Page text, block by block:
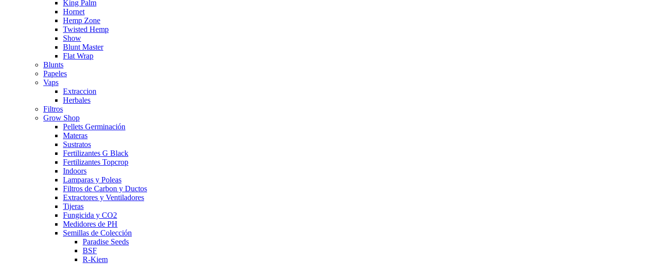
King Palm
Hornet
Hemp Zone
Twisted Hemp
Show
Blunt Master
Flat Wrap
Blunts
Papeles
Vaps
Extraccion
Herbales
Filtros
Grow Shop
Pellets Germinación
Materas
Sustratos
Fertilizantes G Black
Fertilizantes Topcrop
Indoors
Lamparas y Poleas
Filtros de Carbon y Ductos
Extractores y Ventiladores
Tijeras
Fungicida y CO2
Medidores de PH
Semillas de Colección
Paradise Seeds
BSF
R-Kiem